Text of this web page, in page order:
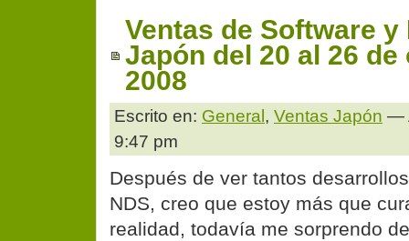
Ventas de Software y
Japón del 20 al 26
2008
Escrito en: General , Ventas Japón —
9:47 pm
Después de ver tantos
NDS, creo que estoy más que
realidad, todavía me sorprendo